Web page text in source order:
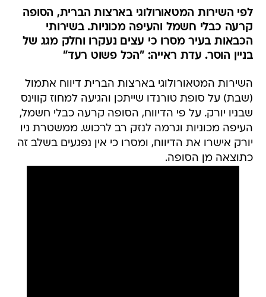
לפי השירות המטאורולוגי בארצות הברית, הסופה
קרעה כבלי חשמל והעיפה מכוניות. בשירותי
הכבאות בעיר מסרו כי עצים נעקרו וחלק מגג של
בניין הוסר. עדת ראייה: "הכל פשוט רעד"
השירות המטאורולוגי בארצות הברית דיווח אתמול
(שבת) על סופת טורנדו שייתכן והגיעה למחוז קווינס
שבניו יורק. על פי הדיווח, הסופה קרעה כבלי חשמל,
העיפה מכוניות וגרמה לנזק רב לרכוש. ממשטרת ניו
יורק אישרו את הדיווח, ומסרו כי אין נפגעים בשלב זה
כתוצאה מן הסופה.